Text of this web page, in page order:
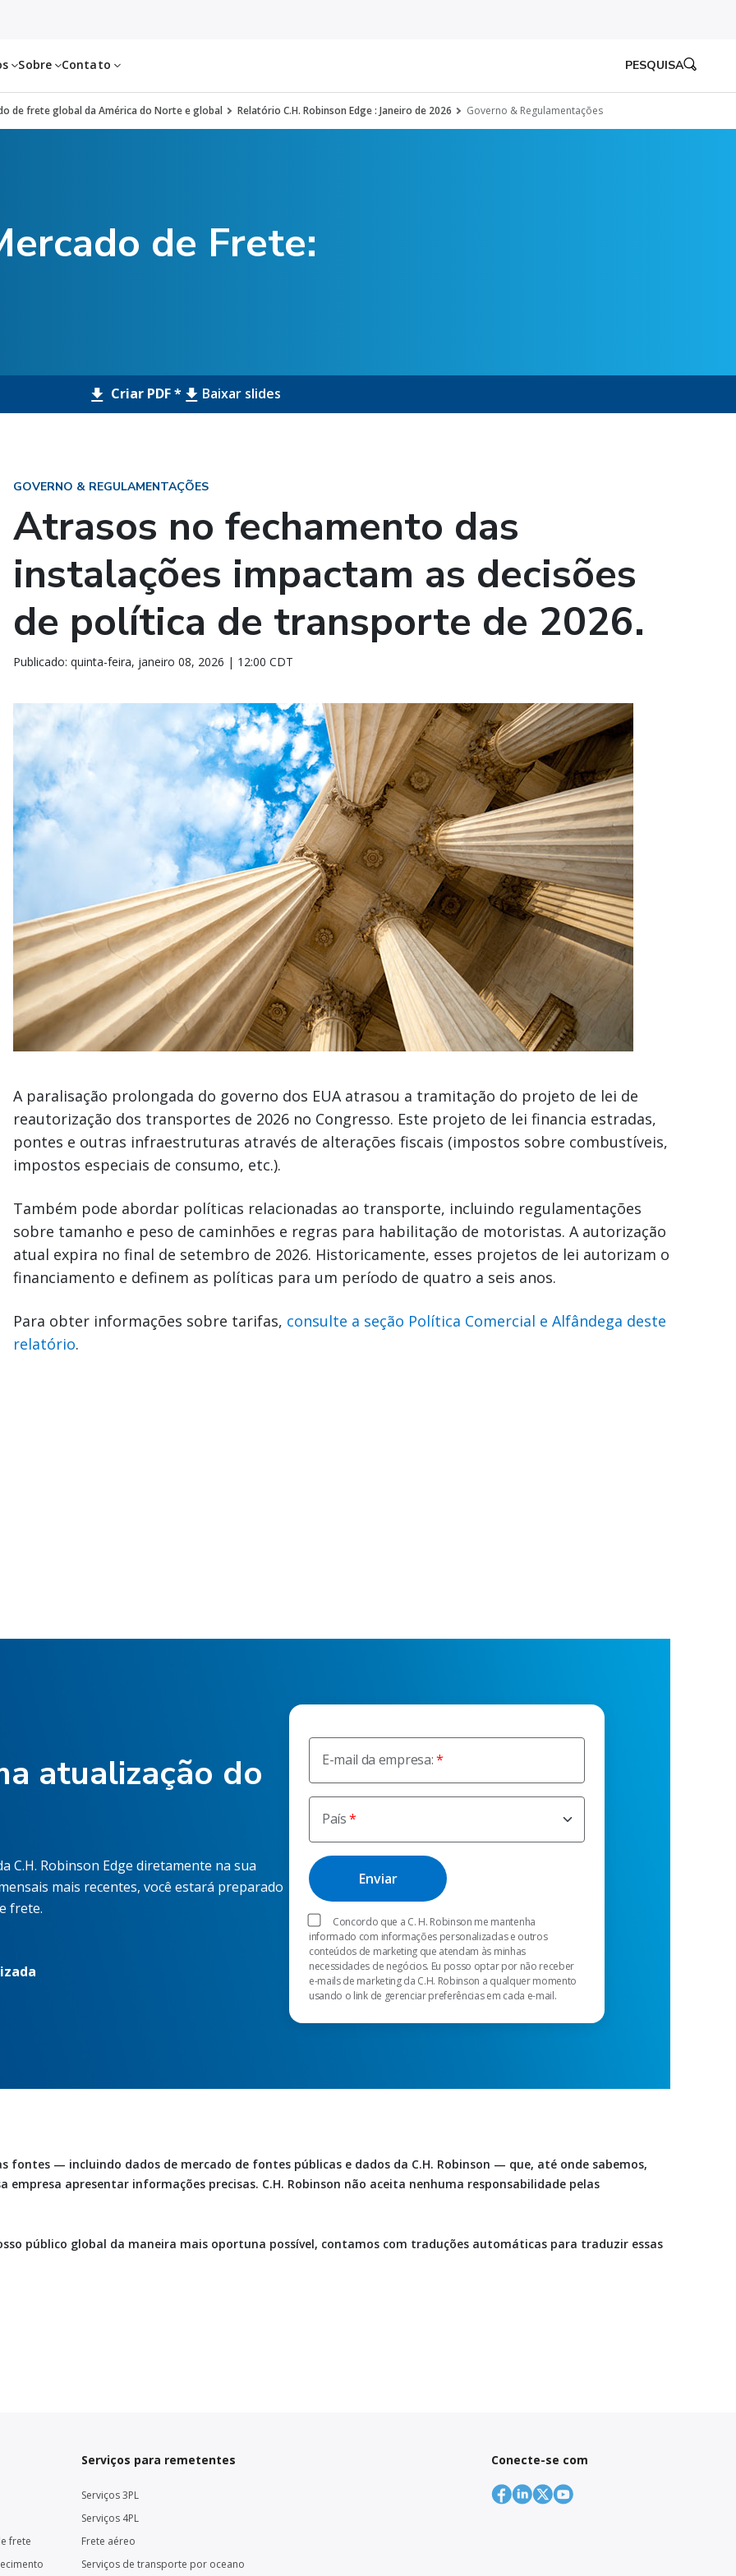
Sobre Contato PESQUISA
de frete global da América do Norte e global Relatório C.H. Robinson Edge : Janeiro de 2026 Governo & Regulamentações
de Frete:
Criar PDF * Baixar slides
GOVERNO & REGULAMENTAÇÕES
Atrasos no fechamento das
instalações impactam as decisões
de política de transporte de 2026.
Publicado: quinta-feira, janeiro 08, 2026 | 12:00 CDT
A paralisação prolongada do governo dos EUA atrasou a tramitação do projeto de lei de
reautorização dos transportes de 2026 no Congresso. Este projeto de lei financia estradas,
pontes e outras infraestruturas através de alterações fiscais (impostos sobre combustíveis,
impostos especiais de consumo, etc.).
Também pode abordar políticas relacionadas ao transporte, incluindo regulamentações
sobre tamanho e peso de caminhões e regras para habilitação de motoristas. A autorização
atual expira no final de setembro de 2026. Historicamente, esses projetos de lei autorizam o
financiamento e definem as políticas para um período de quatro a seis anos.
Para obter informações sobre tarifas, consulte a seção Política Comercial e Alfândega deste
relatório.
E-mail da empresa:
País
Concordo que a C. H. Robinson me mantenha
informado com informações personalizadas e outros
conteúdos de marketing que atendam às minhas
necessidades de negócios. Eu posso optar por não receber
e-mails de marketing da C.H. Robinson a qualquer momento
usando o link de gerenciar preferências em cada e-mail.
atualização do
C.H. Robinson Edge diretamente na sua
mais recentes, você estará preparado
frete.
fontes — incluindo dados de mercado de fontes públicas e dados da C.H. Robinson — que, até onde sabemos,
empresa apresentar informações precisas. C.H. Robinson não aceita nenhuma responsabilidade pelas
público global da maneira mais oportuna possível, contamos com traduções automáticas para traduzir essas
frete
Serviços para remetentes
Serviços 3PL
Serviços 4PL
Frete aéreo
Serviços de transporte por oceano
Conecte-se com